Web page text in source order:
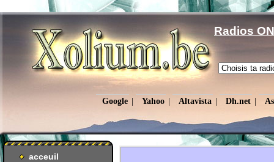
Radios
Google | Yahoo | Altavista | Dh.net |
acceuil